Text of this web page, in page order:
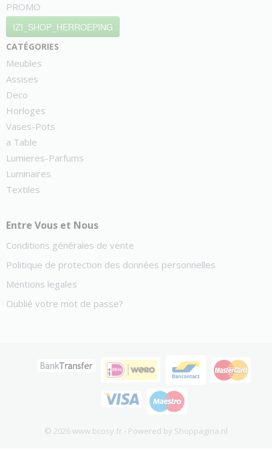
PROMO
IZI_SHOP_HERROEPING
catégories
Meubles
Assises
Deco
Horloges
Vases-Pots
a Table
Lumieres-Parfums
Luminaires
Textiles
Entre Vous et Nous
Conditions générales de vente
Politique de protection des données personnelles
Mentions legales
Oublié votre mot de passe?
© 2026 www.bcosy.fr - Powered by Shoppagina.nl